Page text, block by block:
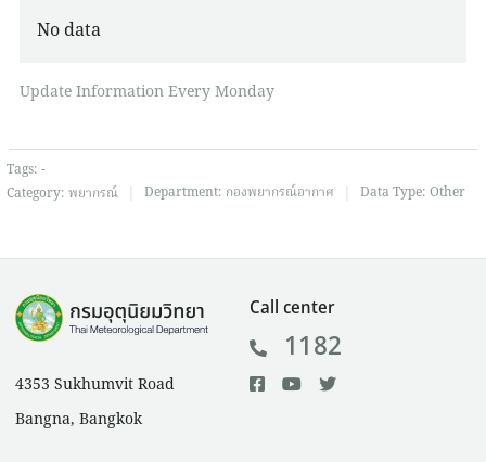
No data
Update Information Every Monday
Tags: -
Category: พยากรณ์ Department: กองพยากรณ์อากาศ Data Type: Other
4353 Sukhumvit Road
Bangna, Bangkok
Call center
1182